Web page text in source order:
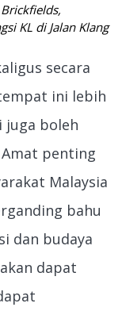
KL di Jalan Klang
secara
ini lebih
juga boleh
penting
Malaysia
bahu
dan budaya
dapat